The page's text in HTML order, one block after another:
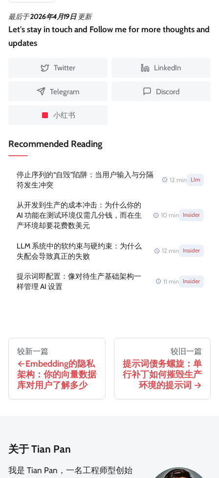
最后于2026年4月19日 更新
Let's stay in touch and Follow me for more thoughts and
updates
Twitter LinkedIn
Telegram Discord
小红书
Recommended Reading
停止序列的“自毁”陷阱：当用户输入与分隔
符发生冲突
12 min Llm
从开发到生产的成本冲击：为什么你的
AI 功能在测试环境仅需几分钱，而在生
产环境却要花费数美元
10 min Insider
LLM 系统中的软约束与硬约束：为什么
失配会导致真正的失败
12 min Insider
提示词即配置：像对待生产基础架构一
样管理 AI 设置
11 min Insider
较新一篇
Embedding的隐私
架构：你的向量数据
库对用户了解多少
较旧一篇
提示词债务螺旋：单
行补丁如何摧毁生产
环境的提示词
关于 Tian Pan
我是 Tian Pan，一名工程师型创始